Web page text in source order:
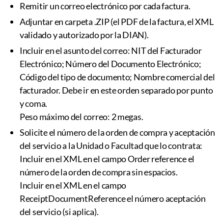
Remitir un correo electrónico por cada factura.
Adjuntar en carpeta .ZIP (el PDF de la factura, el XML
validado y autorizado por la DIAN).
Incluir en el asunto del correo: NIT del Facturador
Electrónico; Número del Documento Electrónico;
Código del tipo de documento; Nombre comercial del
facturador. Debe ir en este orden separado por punto
y coma.
Peso máximo del correo: 2 megas.
Solicite el número de la orden de compra y aceptación
del servicio a la Unidad o Facultad que lo contrata:
Incluir en el XML en el campo Order reference el
número de la orden de compra sin espacios.
Incluir en el XML en el campo
ReceiptDocumentReference el número aceptación
del servicio (si aplica).